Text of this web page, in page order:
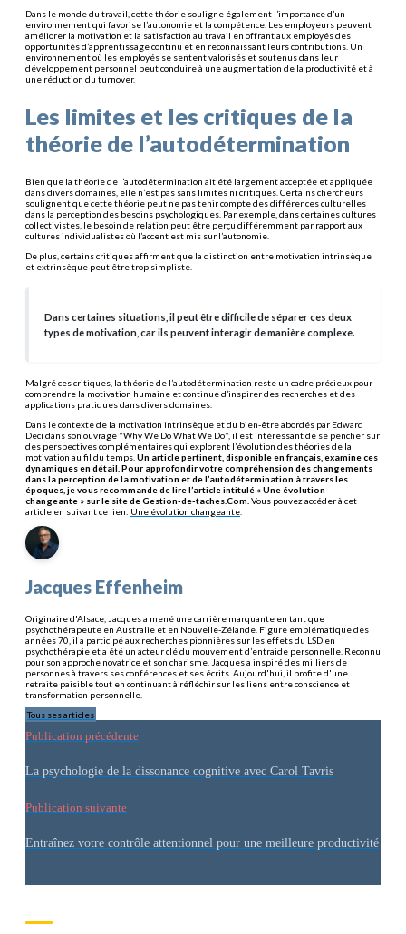
Dans le monde du travail, cette théorie souligne également l’importance d’un
environnement qui favorise l’autonomie et la compétence. Les employeurs peuvent
améliorer la motivation et la satisfaction au travail en offrant aux employés des
opportunités d’apprentissage continu et en reconnaissant leurs contributions. Un
environnement où les employés se sentent valorisés et soutenus dans leur
développement personnel peut conduire à une augmentation de la productivité et à
une réduction du turnover.
Les limites et les critiques de la
théorie de l’autodétermination
Bien que la théorie de l’autodétermination ait été largement acceptée et appliquée
dans divers domaines, elle n’est pas sans limites ni critiques. Certains chercheurs
soulignent que cette théorie peut ne pas tenir compte des différences culturelles
dans la perception des besoins psychologiques. Par exemple, dans certaines cultures
collectivistes, le besoin de relation peut être perçu différemment par rapport aux
cultures individualistes où l’accent est mis sur l’autonomie.
De plus, certains critiques affirment que la distinction entre motivation intrinsèque
et extrinsèque peut être trop simpliste.
Dans certaines situations, il peut être difficile de séparer ces deux
types de motivation, car ils peuvent interagir de manière complexe.
Malgré ces critiques, la théorie de l’autodétermination reste un cadre précieux pour
comprendre la motivation humaine et continue d’inspirer des recherches et des
applications pratiques dans divers domaines.
Dans le contexte de la motivation intrinsèque et du bien-être abordés par Edward
Deci dans son ouvrage *Why We Do What We Do*, il est intéressant de se pencher sur
des perspectives complémentaires qui explorent l’évolution des théories de la
motivation au fil du temps. Un article pertinent, disponible en français, examine ces
dynamiques en détail. Pour approfondir votre compréhension des changements
dans la perception de la motivation et de l’autodétermination à travers les
époques, je vous recommande de lire l’article intitulé « Une évolution
changeante » sur le site de Gestion-de-taches.Com. Vous pouvez accéder à cet
article en suivant ce lien: Une évolution changeante
Jacques Effenheim
Originaire d'Alsace, Jacques a mené une carrière marquante en tant que
psychothérapeute en Australie et en Nouvelle-Zélande. Figure emblématique des
années 70, il a participé aux recherches pionnières sur les effets du LSD en
psychothérapie et a été un acteur clé du mouvement d’entraide personnelle. Reconnu
pour son approche novatrice et son charisme, Jacques a inspiré des milliers de
personnes à travers ses conférences et ses écrits. Aujourd'hui, il profite d'une
retraite paisible tout en continuant à réfléchir sur les liens entre conscience et
transformation personnelle.
Tous ses articles
Publication précédente
La psychologie de la dissonance cognitive avec Carol Tavris
Publication suivante
Entraînez votre contrôle attentionnel pour une meilleure productivité